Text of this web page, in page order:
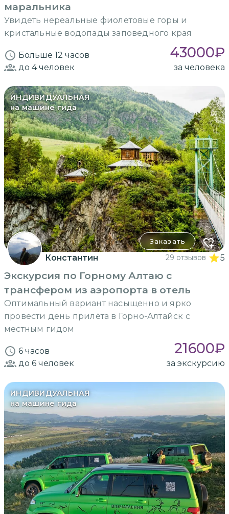
маральника
Увидеть нереальные фиолетовые горы и
кристальные водопады заповедного края
Больше 12 часов 43000₽
до 4человек за человека
ИНДИВИДУАЛЬНАЯ
на машине гида
Заказать
Константин 29 отзывов 5
Экскурсия по Горному Алтаю с
трансфером из аэропорта в отель
Оптимальный вариант насыщенно и ярко
провести день прилёта в Горно-Алтайск с
местным гидом
6 часов 21600₽
до 6 человек за экскурсию
ИНДИВИДУАЛЬНАЯ
на машине гида